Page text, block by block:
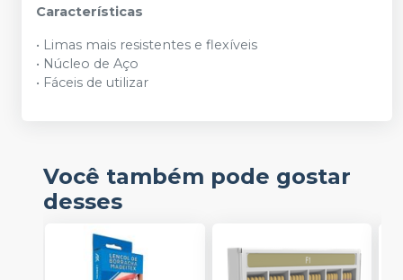
Características
• Limas mais resistentes e flexíveis
• Núcleo de Aço
• Fáceis de utilizar
Você também pode gostar
desses